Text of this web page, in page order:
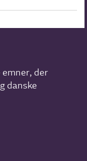
emner, der
danske